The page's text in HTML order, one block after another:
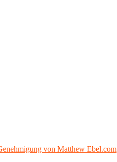
von Matthew Ebel.com